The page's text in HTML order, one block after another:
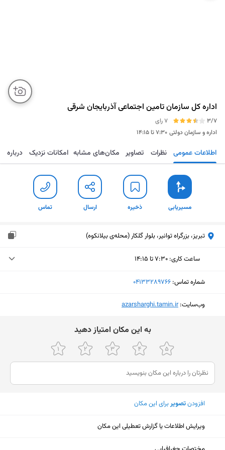
اداره کل سازمان تامین اجتماعی آذربایجان شرقی
3/7
7 رای
اداره و سازمان دولتی ۷:۳۰ تا ۱۴:۱۵
مسیریابی ذخیره ارسال تماس اطلاعات عمومی نظرات تصاویر مکان‌های مشابه امکانات نزدیک درباره
مسیریابی ذخیره ارسال تماس
تبریز، بزرگراه توانیر، بلوار گلکار (محله‌ی بیلانکوه)
ساعت کاری: ۷:۳۰ تا ۱۴:۱۵
یکشنبه (امروز)
پنجشنبه
۷:۳۰ تا ۱۴:۱۵
جمعه
ثبت نشده
شنبه
شماره تماس: ‎04133289766
وب‌سایت:‎azarsharghi.tamin.ir
ﺑﻪ اﯾﻦ ﻣﮑﺎن اﻣﺘﯿﺎز دﻫﯿﺪ
افزودنتصویربرای این مکان
ویرایش اطلاعات یا گزارش تعطیلی این مکان